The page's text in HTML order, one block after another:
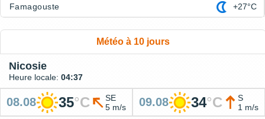
Famagouste +27°C
Météo à 10 jours
Nicosie
Heure locale: 04:37
08.08 35°C
SE
5 m/s
09.08 34°C
S
1 m/s